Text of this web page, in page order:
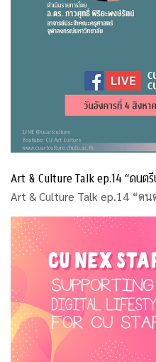
Art & Culture Talk ep.14 “ดนต
Art & Culture Talk ep.14 “ดน